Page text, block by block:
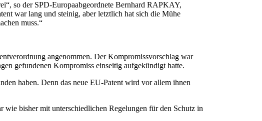
so der SPD-Europaabgeordnete Bernhard RAPKAY,
war lang und steinig, aber letztlich hat sich die Mühe
muss.“
angenommen. Der Kompromissvorschlag war
gefundenen Kompromiss einseitig aufgekündigt hatte.
haben. Denn das neue EU-Patent wird vor allem ihnen
bisher mit unterschiedlichen Regelungen für den Schutz in